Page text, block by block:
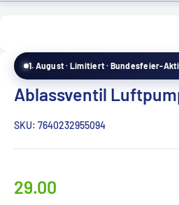
1. August · Limitiert · Bundesfeier-
Ablassventil
SKU: 7640232955094
Prix
29.00